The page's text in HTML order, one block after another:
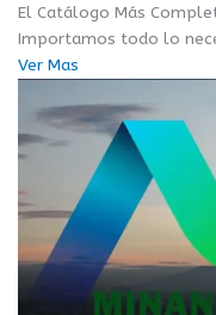
El Catálogo Más
Importamos todo lo
Ver Mas